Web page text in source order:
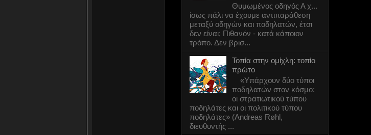
8 ΨΕΜΜΑΤΑ που
οι ποδηλάτες
έχουν βαρεθεί να
ακούνε από τους
οδηγούς
6 πόλεις που
κατάργησαν τη
στάθμευση στο
δρόμο
6 πόλεις που
κατάργησαν τη
στάθμευση στο
δρόμο
Φούιτ!
Θυμωμένος οδηγός Α χ...
ίσως πάλι να έχουμε αντιπαράθεση
μεταξύ οδηγών και ποδηλατών, έτσι
δεν είναι; Πιθανόν - κατά κάποιον
τρόπο. Δεν βρισ...
Τοπία στην ομίχλη: τοπίο
πρώτο
«Υπάρχουν δύο τύποι
ποδηλατών στον κόσμο:
οι στρατιωτικού τύπου
ποδηλάτες και οι πολιτικού τύπου
ποδηλάτες» (Andreas Røhl,
διευθυντής ...